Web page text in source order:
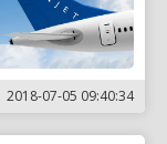
2018-07-05 09:40:34